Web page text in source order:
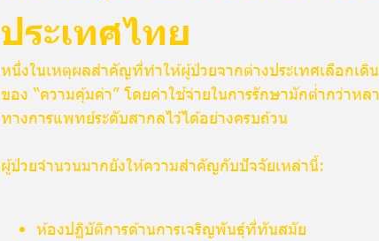
ประเทศไทย
หนึ่งในเหตุผลสำคัญที่ทำให้ผู้ป่วยจากต่างประเทศเลือกเดิ
ของ “ความคุ้มค่า” โดยค่าใช้จ่ายในการรักษามักต่ำกว่าห
ทางการแพทย์ระดับสากลไว้ได้อย่างครบถ้วน
ผู้ป่วยจำนวนมากยังให้ความสำคัญกับปัจจัยเหล่านี้:
ห้องปฏิบัติการด้านการเจริญพันธุ์ที่ทันสมัย